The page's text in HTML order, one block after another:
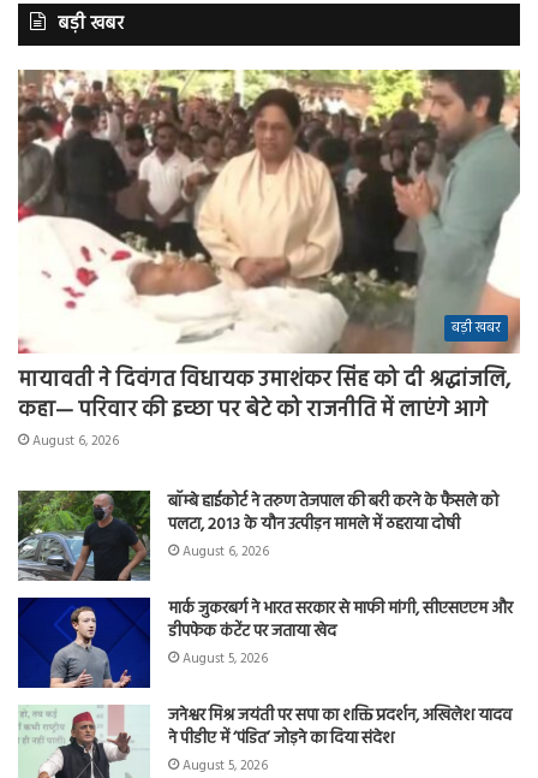
बड़ी खबर
बड़ी खबर
मायावती ने दिवंगत विधायक उमाशंकर सिंह को दी श्रद्धांजलि,
कहा— परिवार की इच्छा पर बेटे को राजनीति में लाएंगे आगे
August 6, 2026
बॉम्बे हाईकोर्ट ने तरुण तेजपाल की बरी करने के फैसले को
पलटा, 2013 के यौन उत्पीड़न मामले में ठहराया दोषी
August 6, 2026
मार्क जुकरबर्ग ने भारत सरकार से माफी मांगी, सीएसएएम और
डीपफेक कंटेंट पर जताया खेद
August 5, 2026
जनेश्वर मिश्र जयंती पर सपा का शक्ति प्रदर्शन, अखिलेश यादव
ने पीडीए में ‘पंडित’ जोड़ने का दिया संदेश
August 5, 2026